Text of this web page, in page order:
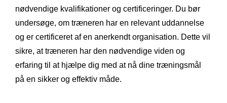
nødvendige kvalifikationer og certificeringer. Du bør
undersøge, om træneren har en relevant uddannelse
og er certificeret af en anerkendt organisation. Dette vil
sikre, at træneren har den nødvendige viden og
erfaring til at hjælpe dig med at nå dine træningsmål
på en sikker og effektiv måde.